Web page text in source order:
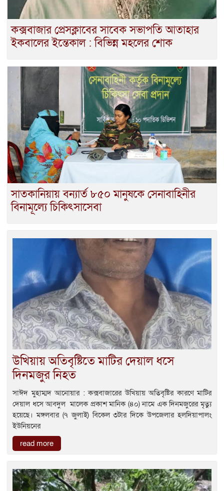
কক্সবাজার প্রেসক্লাবের সাবেক সভাপতি আতাহার
ইকবালের ইন্তেকাল : বিভিন্ন মহলের শোক
সাতকানিয়ায় বন্যার্ত ৮৫০ মানুষকে সেনাবাহিনীর
বিনামূল্যে চিকিৎসাসেবা
উখিয়ায় অতিবৃষ্টিতে মাটির দেয়াল ধসে
দিনমজুর নিহত
সাঈদ মুহাম্মদ আনোয়ার : কক্সবাজারের উখিয়ায় অতিবৃষ্টির কারণে মাটির
দেয়াল ধসে আবদুল মালেক প্রকাশ মানিক (৪০) নামে এক দিনমজুরের মৃত্যু
হয়েছে। মঙ্গলবার (৭ জুলাই) বিকেল ৩টার দিকে উপজেলার হলদিয়াপালং
ইউনিয়নের
read more